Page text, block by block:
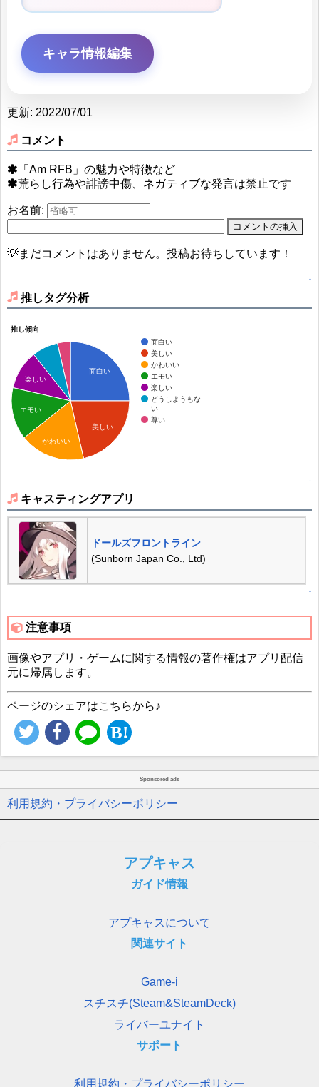
キャラ情報編集
更新: 2022/07/01
コメント
「Am RFB」の魅力や特徴など
荒らし行為や誹謗中傷、ネガティブな発言は禁止です
お名前:
💡まだコメントはありません。投稿お待ちしています！
↑
推しタグ分析
推し傾向
面白い
美しい
かわいい
エモい
楽しい
どうしようもな
い
尊い
面白い
美しい
楽しい
エモい
かわいい
↑
キャスティングアプリ
ドールズフロントライン
(Sunborn Japan Co., Ltd)
↑
注意事項
画像やアプリ・ゲームに関する情報の著作権はアプリ配信
元に帰属します。
ページのシェアはこちらから♪
Sponsored ads
利用規約・プライバシーポリシー
アプキャス
ガイド情報
アプキャスについて
関連サイト
Game-i
スチスチ(Steam&SteamDeck)
ライバーユナイト
サポート
利用規約・プライバシーポリシー